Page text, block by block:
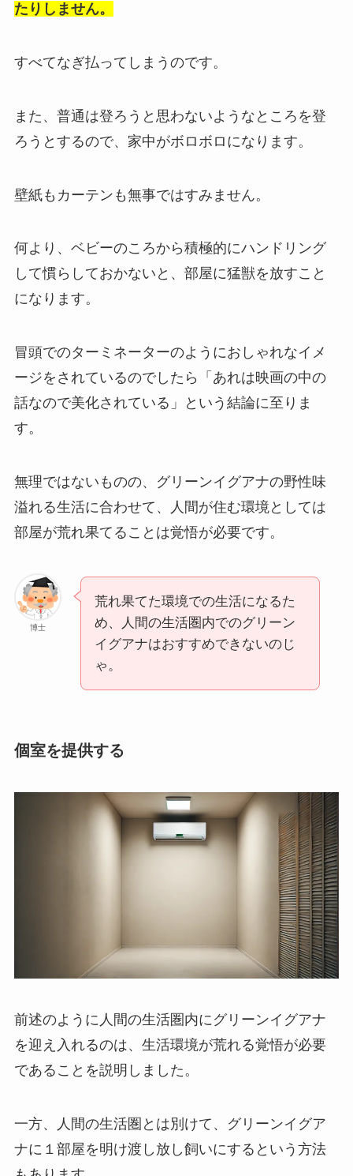
たりしません。
すべてなぎ払ってしまうのです。
また、普通は登ろうと思わないようなところを登
ろうとするので、家中がボロボロになります。
壁紙もカーテンも無事ではすみません。
何より、ベビーのころから積極的にハンドリング
して慣らしておかないと、部屋に猛獣を放すこと
になります。
冒頭でのターミネーターのようにおしゃれなイメ
ージをされているのでしたら「あれは映画の中の
話なので美化されている」という結論に至りま
す。
無理ではないものの、グリーンイグアナの野性味
溢れる生活に合わせて、人間が住む環境としては
部屋が荒れ果てることは覚悟が必要です。
博士
荒れ果てた環境での生活になるた
め、人間の生活圏内でのグリーン
イグアナはおすすめできないのじ
ゃ。
個室を提供する
前述のように人間の生活圏内にグリーンイグアナ
を迎え入れるのは、生活環境が荒れる覚悟が必要
であることを説明しました。
一方、人間の生活圏とは別けて、グリーンイグア
ナに１部屋を明け渡し放し飼いにするという方法